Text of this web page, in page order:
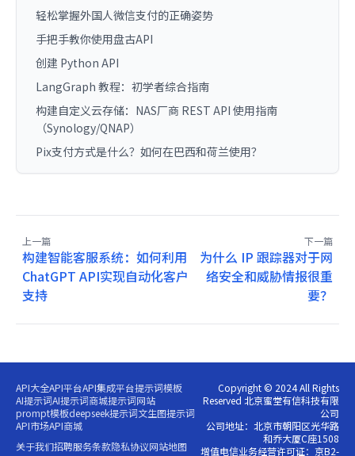
轻松掌握外国人微信支付的正确姿势
手把手教你使用盘古API
创建 Python API
LangGraph 教程：初学者综合指南
构建自定义云存储：NAS厂商 REST API 使用指南
（Synology/QNAP）
Pix支付方式是什么？如何在巴西和荷兰使用？
上一篇
构建智能客服系统：如何利用
ChatGPT API实现自动化客户
支持
下一篇
为什么 IP 跟踪器对于网
络安全和威胁情报很重
要？
API大全API平台API集成平台提示词模板
AI提示词AI提示词商城提示词网站
prompt模板deepseek提示词文生图提示词
API市场API商城
关于我们招聘服务条款隐私协议网站地图
Copyright © 2024 All Rights
Reserved 北京蜜堂有信科技有限
公司
公司地址：北京市朝阳区光华路
和乔大厦C座1508
增值电信业务经营许可证：京B2-